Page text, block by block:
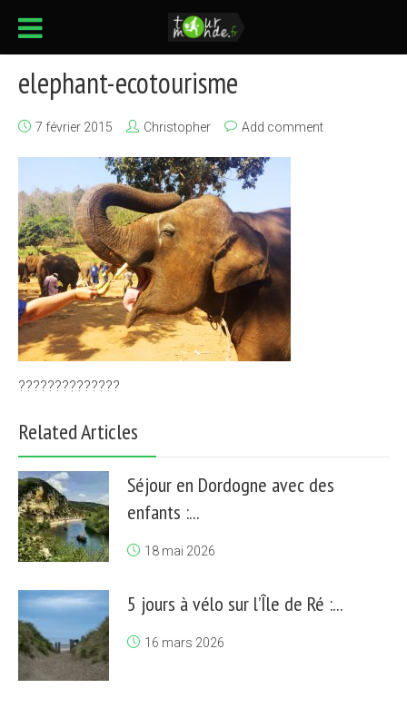
elephant-ecotourisme
7 février 2015 Christopher Add comment
??????????????
Related Articles
Séjour en Dordogne avec des
enfants :...
18 mai 2026
5 jours à vélo sur l’Île de Ré :...
16 mars 2026